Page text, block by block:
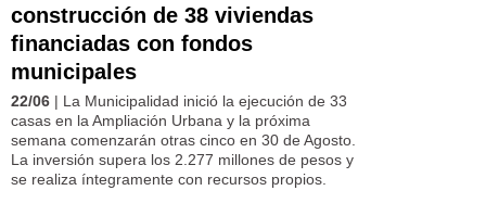
construcción de 38 viviendas
financiadas con fondos
municipales
22/06 | La Municipalidad inició la ejecución de 33
casas en la Ampliación Urbana y la próxima
semana comenzarán otras cinco en 30 de Agosto.
La inversión supera los 2.277 millones de pesos y
se realiza íntegramente con recursos propios.